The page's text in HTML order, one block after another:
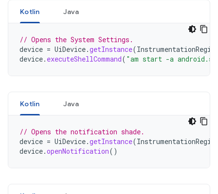
Kotlin Java
// Opens the System Settings.
device = UiDevice.getInstance(
device. executeShellCommand( "am start -a
Kotlin Java
// Opens the notification shade.
device = UiDevice.getInstance(
device.openNotification()